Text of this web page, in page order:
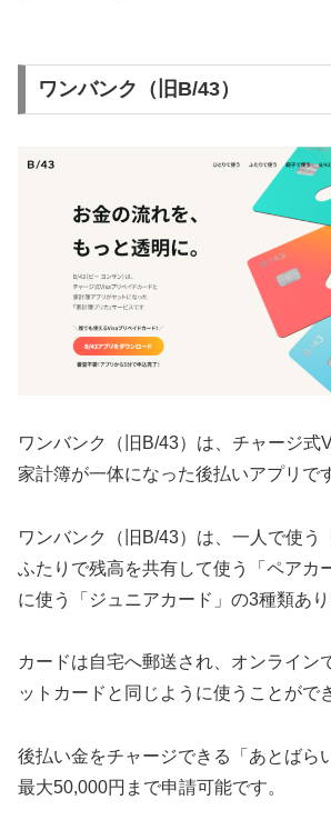
ワンバンク（旧B/43）
ワンバンク（旧B/43）は、チャージ式
家計簿が一体になった後払いアプリで
ワンバンク（旧B/43）は、一人で使う
ふたりで残高を共有して使う「ペアカ
に使う「ジュニアカード」の3種類あり
カードは自宅へ郵送され、オンライン
ットカードと同じように使うことがで
後払い金をチャージできる「あとばら
最大50,000円まで申請可能です。